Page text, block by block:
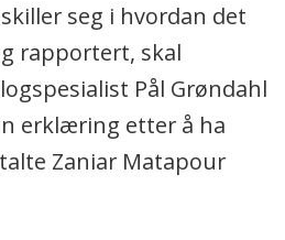
seg i hvordan det
rapportert, skal
Pål Grøndahl
erklæring etter å ha
Zaniar Matapour